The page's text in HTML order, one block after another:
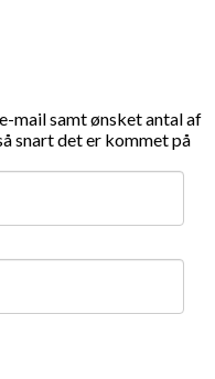
mail samt ønsket antal af
snart det er kommet på